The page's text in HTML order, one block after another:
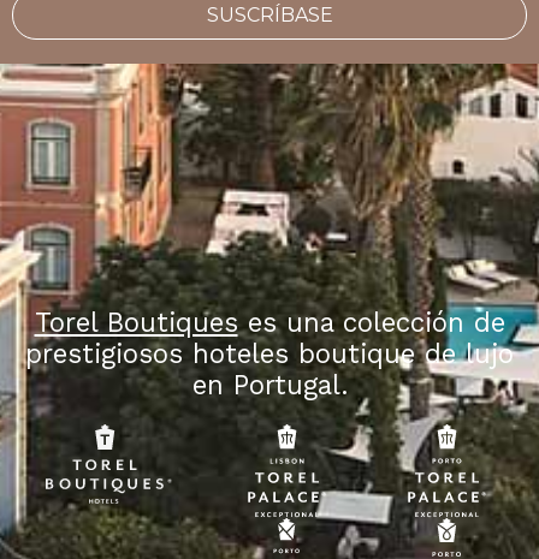
SUSCRÍBASE
Torel Boutiqueses una colección de
prestigiosos hoteles boutique de lujo
en Portugal.